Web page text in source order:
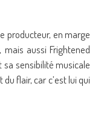
producteur, en marge
aussi Frightened
sa sensibilité musicale
flair, car c’est lui qui